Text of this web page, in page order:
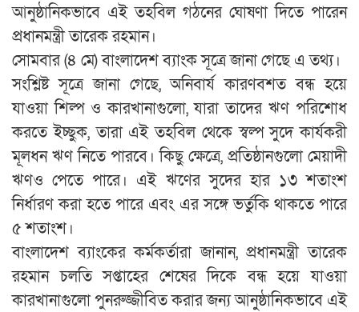
আনুষ্ঠানিকভাবে এই তহবিল গঠনের ঘোষণা দিতে পারেন
প্রধানমন্ত্রী তারেক রহমান।
সোমবার (৪ মে) বাংলাদেশ ব্যাংক সূত্রে জানা গেছে এ তথ্য।
সংশ্লিষ্ট সূত্রে জানা গেছে, অনিবার্য কারণবশত বন্ধ হয়ে
যাওয়া শিল্প ও কারখানাগুলো, যারা তাদের ঋণ পরিশোধ
করতে ইচ্ছুক, তারা এই তহবিল থেকে স্বল্প সুদে কার্যকরী
মূলধন ঋণ নিতে পারবে। কিছু ক্ষেত্রে, প্রতিষ্ঠানগুলো মেয়াদী
ঋণও পেতে পারে। এই ঋণের সুদের হার ১৩ শতাংশ
নির্ধারণ করা হতে পারে এবং এর সঙ্গে ভর্তুকি থাকতে পারে
৫ শতাংশ।
বাংলাদেশ ব্যাংকের কর্মকর্তারা জানান, প্রধানমন্ত্রী তারেক
রহমান চলতি সপ্তাহের শেষের দিকে বন্ধ হয়ে যাওয়া
কারখানাগুলো পুনরুজ্জীবিত করার জন্য আনুষ্ঠানিকভাবে এই